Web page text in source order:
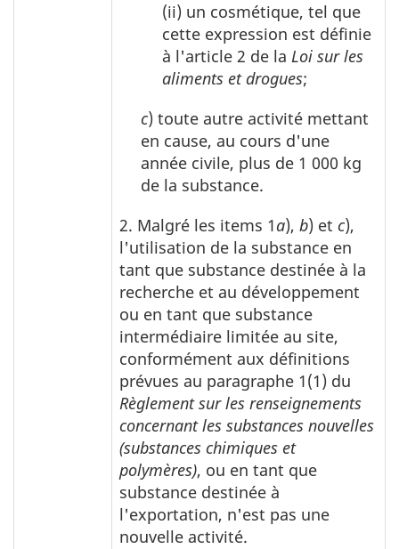
(ii) un cosmétique, tel que
cette expression est définie
à l'article 2 de la Loi sur les
aliments et drogues;
c) toute autre activité mettant
en cause, au cours d'une
année civile, plus de 1 000 kg
de la substance.
2. Malgré les items 1a), b) et c),
l'utilisation de la substance en
tant que substance destinée à la
recherche et au développement
ou en tant que substance
intermédiaire limitée au site,
conformément aux définitions
prévues au paragraphe 1(1) du
Règlement sur les renseignements
concernant les substances nouvelles
(substances chimiques et
polymères), ou en tant que
substance destinée à
l'exportation, n'est pas une
nouvelle activité.